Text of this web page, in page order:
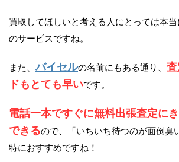
買取してほしいと考える人にとっては本
のサービスですね。
また、バイセルの名前にもある通り、
ドもとても早いです。
電話一本ですぐに無料出張査定に
できるので、「いちいち待つのが面倒臭
特におすすめですね！